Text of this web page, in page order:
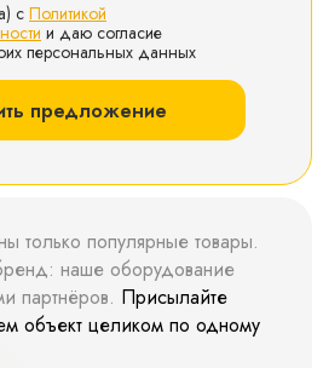
только популярные товары.
наше оборудование
партнёров. Присылайте
объект целиком по одному
с Политикой
и даю согласие
персональных данных
предложение